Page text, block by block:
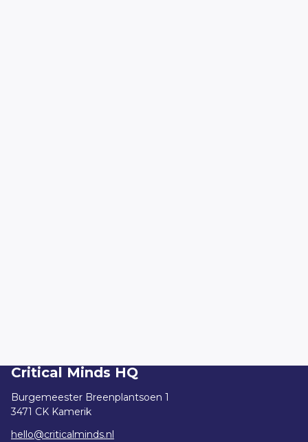
Critical Minds HQ
Burgemeester Breenplantsoen 1
3471 CK Kamerik
hello@criticalminds.nl